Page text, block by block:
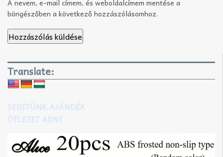
A nevem, e-mail címem, és weboldalcímem mentése a
böngészőben a következő hozzászólásomhoz.
Translate:
SEGÍTÜNK AJÁNDÉK
ÖTLETET ADNI